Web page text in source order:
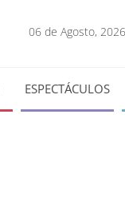
06 de Agosto, 2026
ESPECTÁCULOS